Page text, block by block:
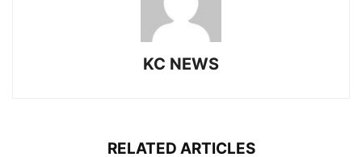
KC NEWS
RELATED ARTICLES